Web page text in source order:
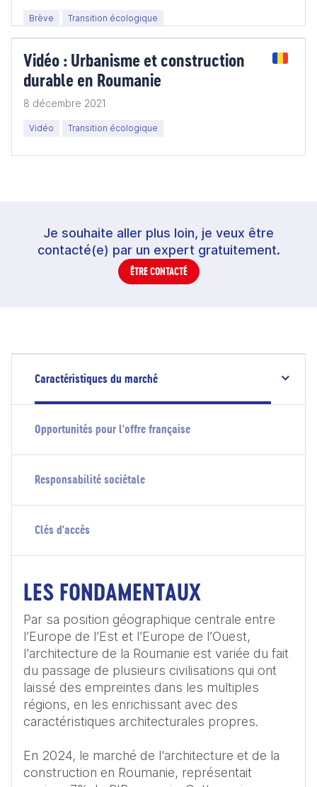
Brève Transition écologique
Vidéo : Urbanisme et construction
durable en Roumanie
8 décembre 2021
Vidéo Transition écologique
Je souhaite aller plus loin, je veux être
contacté(e) par un expert gratuitement.
ÊTRE CONTACTÉ
Caractéristiques du marché
Opportunités pour l'offre française
Responsabilité sociétale
Clés d'accès
LES FONDAMENTAUX
Par sa position géographique centrale entre
l’Europe de l’Est et l’Europe de l’Ouest,
l'architecture de la Roumanie est variée du fait
du passage de plusieurs civilisations qui ont
laissé des empreintes dans les multiples
régions, en les enrichissant avec des
caractéristiques architecturales propres.
En 2024, le marché de l'architecture et de la
construction en Roumanie, représentait